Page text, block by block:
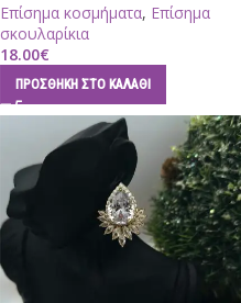
Επίσημα κοσμήματα, Επίσημα
σκουλαρίκια
18.00€
ΠΡΟΣΘΉΚΗ ΣΤΟ ΚΑΛΆΘΙ